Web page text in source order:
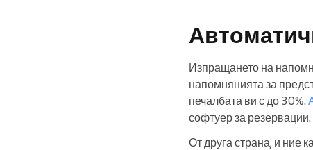
Изпращането на
напомнянията за
печалбата ви с до 30%.
софтуер за резервации.
От друга страна, и ние